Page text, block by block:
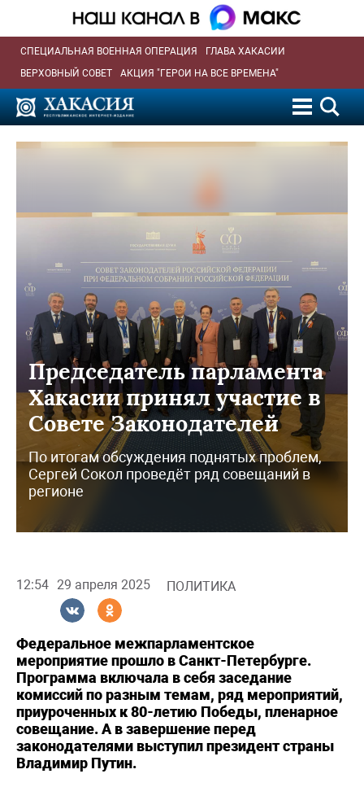
СПЕЦИАЛЬНАЯ ВОЕННАЯ ОПЕРАЦИЯ
ГЛАВА ХАКАСИИ
ВЕРХОВНЫЙ СОВЕТ
АКЦИЯ "ГЕРОИ НА ВСЕ ВРЕМЕНА"
Председатель парламента
Хакасии принял участие в
Совете Законодателей
По итогам обсуждения поднятых проблем,
Сергей Сокол проведёт ряд совещаний в
регионе
12:54 29 апреля 2025 ПОЛИТИКА
Федеральное межпарламентское
мероприятие прошло в Санкт-Петербурге.
Программа включала в себя заседание
комиссий по разным темам, ряд мероприятий,
приуроченных к 80-летию Победы, пленарное
совещание. А в завершение перед
законодателями выступил президент страны
Владимир Путин.